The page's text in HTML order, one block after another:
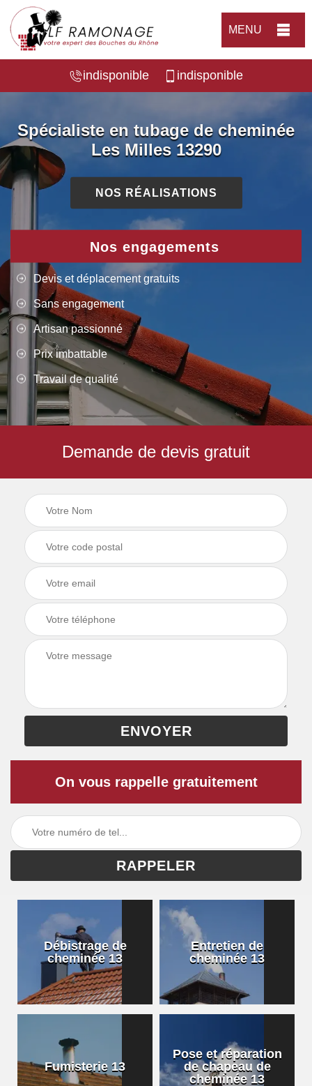
MENU
indisponible indisponible
Spécialiste en tubage de cheminée
Les Milles 13290
NOS RÉALISATIONS
Nos engagements
Devis et déplacement gratuits
Sans engagement
Artisan passionné
Prix imbattable
Travail de qualité
Demande de devis gratuit
On vous rappelle gratuitement
Débistrage de
cheminée 13
Entretien de
cheminée 13
Fumisterie 13
Pose et réparation
de chapeau de
cheminée 13